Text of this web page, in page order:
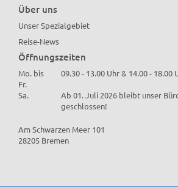
Über uns
Unser Spezialgebiet
Reise-News
Öffnungszeiten
Mo. bis
Fr.
09.30 - 13.00 Uhr & 14.00 - 18.00
Sa.
Ab 01. Juli 2026 bleibt unser
geschlossen!
Am Schwarzen Meer 101
28205 Bremen